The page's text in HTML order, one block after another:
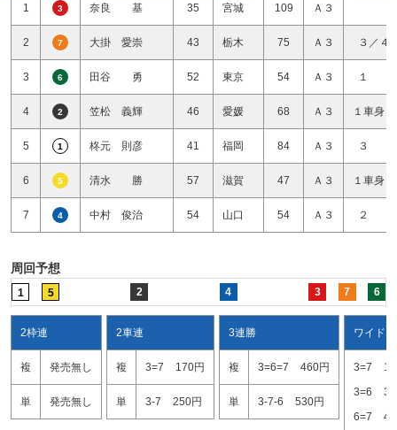
1 3 奈良 基 35 宮城 109 Ａ３
2 7 大掛 愛崇 43 栃木 75 Ａ３ ３／４
3 6 田谷 勇 52 東京 54 Ａ３ １
4 2 笠松 義輝 46 愛媛 68 Ａ３ １車身
5 1 柊元 則彦 41 福岡 84 Ａ３ ３
6 5 清水 勝 57 滋賀 47 Ａ３ １車身
7 4 中村 俊治 54 山口 54 Ａ３ ２
周回予想
1 5 2 4 3 7 6
2枠連
複 発売無し
単 発売無し
2車連
複 3=7 170円
単 3-7 250円
3連勝
複 3=6=7 460円
単 3-7-6 530円
ワイド
3=7
3=6
6=7